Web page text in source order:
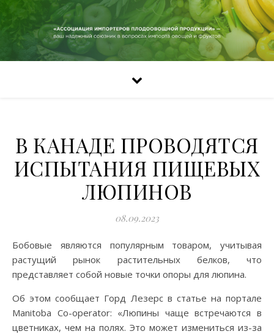
В КАНАДЕ ПРОВОДЯТСЯ
ИСПЫТАНИЯ ПИЩЕВЫХ
ЛЮПИНОВ
08.09.2023
Бобовые являются популярным товаром, учитывая
растущий рынок растительных белков, что
представляет собой новые точки опоры для люпина.
Об этом сообщает Горд Лезерс в статье на портале
Мanitoba Сo-operator: «Люпины чаще встречаются в
цветниках, чем на полях. Это может измениться из-за